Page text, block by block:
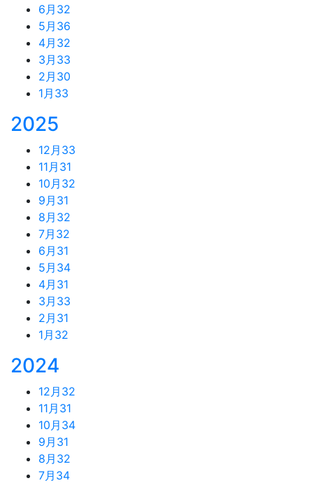
6月 32
5月 36
4月 32
3月 33
2月 30
1月 33
2025
12月 33
11月 31
10月 32
9月 31
8月 32
7月 32
6月 31
5月 34
4月 31
3月 33
2月 31
1月 32
2024
12月 32
11月 31
10月 34
9月 31
8月 32
7月 34